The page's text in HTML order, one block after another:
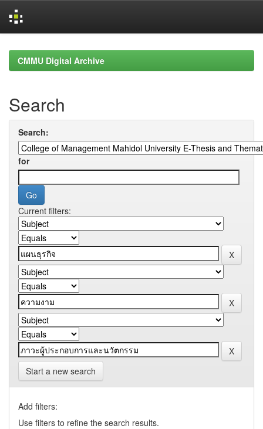
navigationCMMU Digital Archive
Search
Search:
for
Current filters:
Start a new search
Add filters:
Use filters to refine the search results.